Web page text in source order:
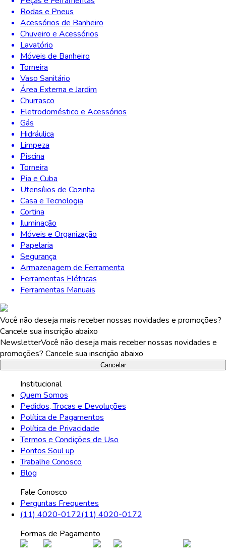
Rodas e Pneus
Acessórios de Banheiro
Chuveiro e Acessórios
Lavatório
Móveis de Banheiro
Torneira
Vaso Sanitário
Área Externa e Jardim
Churrasco
Eletrodoméstico e Acessórios
Gás
Hidráulica
Limpeza
Piscina
Torneira
Pia e Cuba
Utensílios de Cozinha
Casa e Tecnologia
Cortina
Iluminação
Móveis e Organização
Papelaria
Segurança
Armazenagem de Ferramenta
Ferramentas Elétricas
Ferramentas Manuais
Você não deseja mais receber nossas novidades e promoções?
Cancele sua inscrição abaixo
NewsletterVocê não deseja mais receber nossas novidades e
promoções? Cancele sua inscrição abaixo
Cancelar
Institucional
Quem Somos
Pedidos, Trocas e Devoluções
Política de Pagamentos
Política de Privacidade
Termos e Condições de Uso
Pontos Soul up
Trabalhe Conosco
Blog
Fale Conosco
Perguntas Frequentes
(11) 4020-0172(11) 4020-0172
Formas de Pagamento